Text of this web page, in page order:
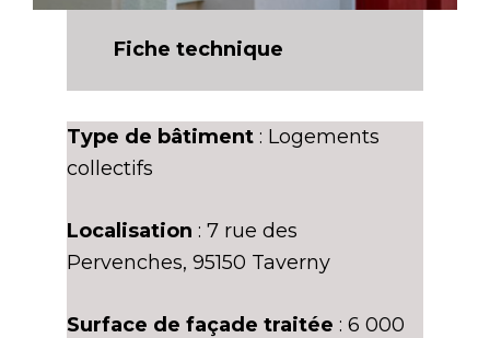
Fiche technique
Type de bâtiment: Logements
collectifs
Localisation: 7 rue des
Pervenches, 95150 Taverny
Surface de façade traitée: 6 000